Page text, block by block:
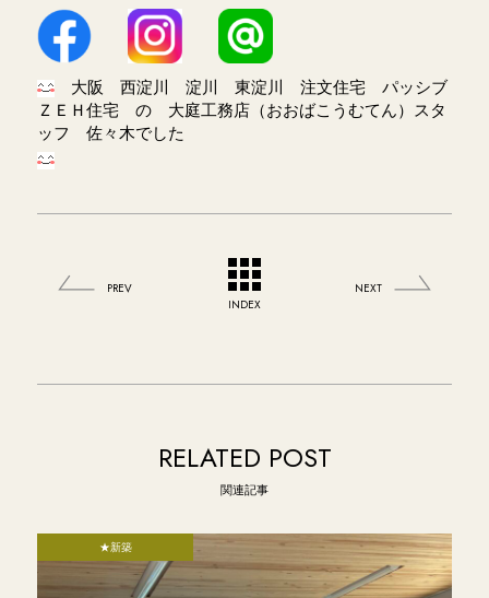
大阪 西淀川 淀川 東淀川 注文住宅 パッシブ
ＺＥＨ住宅 の 大庭工務店（おおばこうむてん）スタ
ッフ 佐々木でした
PREV
INDEX
NEXT
RELATED POST
関連記事
★新築